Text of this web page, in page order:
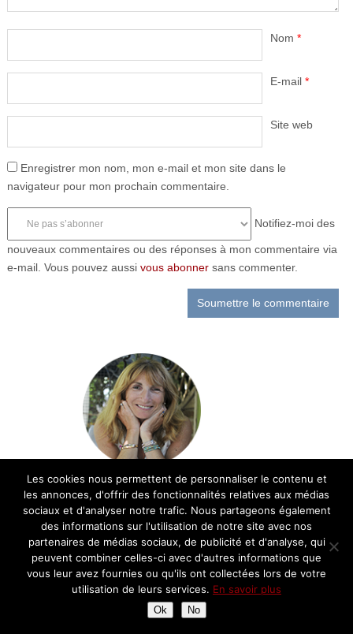
Nom *
E-mail *
Site web
Enregistrer mon nom, mon e-mail et mon site dans le
navigateur pour mon prochain commentaire.
Notifiez-moi des
nouveaux commentaires ou des réponses à mon commentaire via
e-mail. Vous pouvez aussi vous abonnersans commenter.
Bienvenue sur le blog cuisine de Chantal!
Retrouvez ici ma passion pour la cuisine et
la gastronomie française: recettes,
découvertes, balades gourmandes et avis
sur les restaurants
Les cookies nous permettent de personnaliser le contenu et
les annonces, d'offrir des fonctionnalités relatives aux médias
sociaux et d'analyser notre trafic. Nous partageons également
des informations sur l'utilisation de notre site avec nos
partenaires de médias sociaux, de publicité et d'analyse, qui
peuvent combiner celles-ci avec d'autres informations que
vous leur avez fournies ou qu'ils ont collectées lors de votre
utilisation de leurs services. En savoir plus
Ok No